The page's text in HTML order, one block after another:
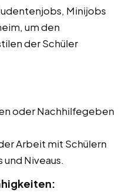
Minijobs
um den
der Schüler
oder Nachhilfegeben
Arbeit mit Schülern
Niveaus.